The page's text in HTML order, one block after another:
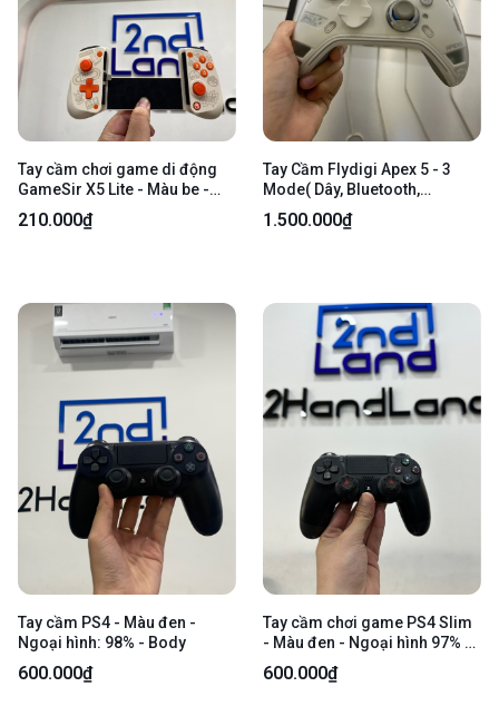
Tay cầm chơi game di động
GameSir X5 Lite - Màu be -
Ngoại hình 98% - Kèm box
210.000₫
Tay Cầm Flydigi Apex 5 - 3
Mode( Dây, Bluetooth,
Receiver) - Màu trắng - Ngoại
hình: 97% - Fullbox
1.500.000₫
Tay cầm PS4 - Màu đen -
Ngoại hình: 98% - Body
600.000₫
Tay cầm chơi game PS4 Slim
- Màu đen - Ngoại hình 97% -
Body
600.000₫